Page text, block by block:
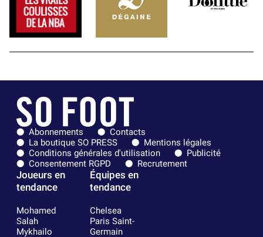
Abonnements
Contacts
La boutique SO PRESS
Mentions légales
Conditions générales d'utilisation
Publicité
Consentement RGPD
Recrutement
Joueurs en
tendance
Mohamed
Salah
Mykhailo
Équipes en
tendance
Chelsea
Paris Saint-
Germain